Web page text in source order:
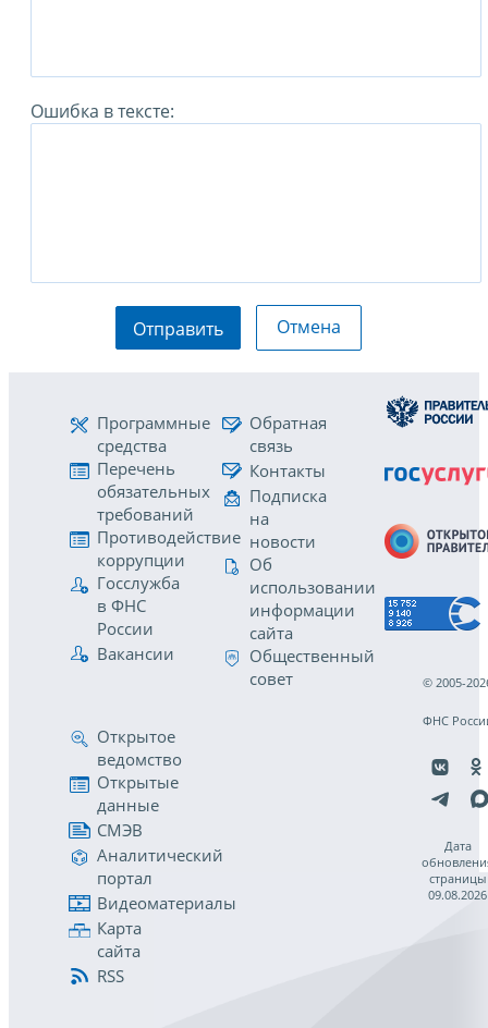
Ошибка в тексте:
Отправить Отмена
Программные
средства
Перечень
обязательных
требований
Противодействие
коррупции
Госслужба
в ФНС
России
Вакансии
Обратная
связь
Контакты
Подписка
на
новости
Об
использовании
информации
сайта
Общественный
совет
Открытое
ведомство
Открытые
данные
СМЭВ
Аналитический
портал
Видеоматериалы
Карта
сайта
RSS
© 2005-
ФНС
Дата
страницы
09.08.2026